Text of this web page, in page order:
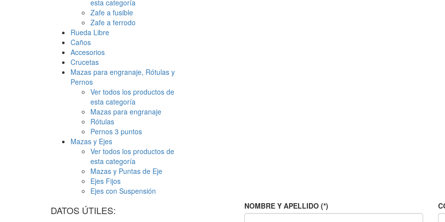
esta categoría
Zafe a fusible
Zafe a ferrodo
Rueda Libre
Caños
Accesorios
Crucetas
Mazas para engranaje, Rótulas y
Pernos
Ver todos los productos de
esta categoría
Mazas para engranaje
Rótulas
Pernos 3 puntos
Mazas y Ejes
Ver todos los productos de
esta categoría
Mazas y Puntas de Eje
Ejes Fijos
Ejes con Suspensión
DATOS ÚTILES: NOMBRE Y APELLIDO (*)